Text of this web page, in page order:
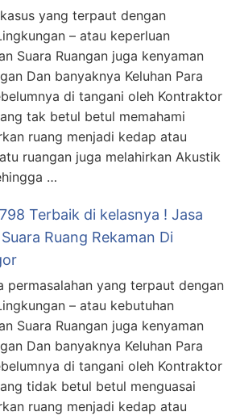
yang terpaut dengan
– atau keperluan
Suara Ruangan juga kenyaman
Dan banyaknya Keluhan Para
di tangani oleh Kontraktor
tak betul betul memahami
ruang menjadi kedap atau
ruangan juga melahirkan Akustik
…
Terbaik di kelasnya ! Jasa
Ruang Rekaman Di
permasalahan yang terpaut dengan
– atau kebutuhan
Suara Ruangan juga kenyaman
Dan banyaknya Keluhan Para
di tangani oleh Kontraktor
tidak betul betul menguasai
ruang menjadi kedap atau